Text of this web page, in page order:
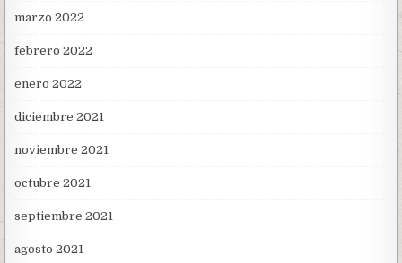
marzo 2022
febrero 2022
enero 2022
diciembre 2021
noviembre 2021
octubre 2021
septiembre 2021
agosto 2021